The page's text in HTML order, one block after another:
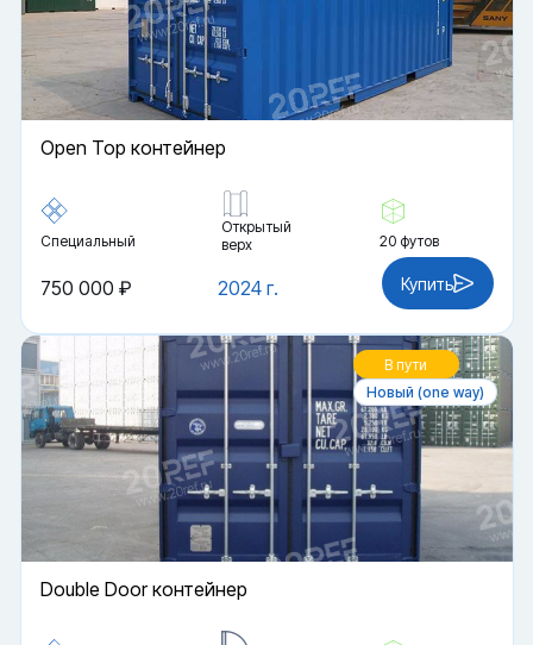
Open Top контейнер
Специальный
Открытый
верх
20 футов
2024 г.
750 000 ₽ Купить
В пути
Новый (one way)
Double Door контейнер